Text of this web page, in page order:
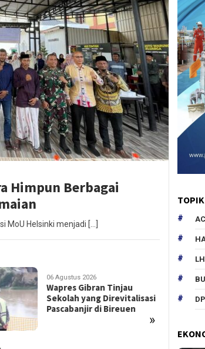
Himpun Berbagai
MoU Helsinki menjadi […]
»
06 Agustus 2026
Wapres Gibran Tinjau
Sekolah yang Direvitalisasi
Pascabanjir di Bireuen
05 Agustus
UIN
Bersaing